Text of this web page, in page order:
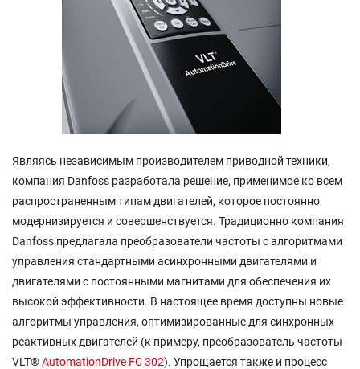
Являясь независимым производителем приводной техники,
компания Danfoss разработала решение, применимое ко всем
распространенным типам двигателей, которое постоянно
модернизируется и совершенствуется. Традиционно компания
Danfoss предлагала преобразователи частоты с алгоритмами
управления стандартными асинхронными двигателями и
двигателями с постоянными магнитами для обеспечения их
высокой эффективности. В настоящее время доступны новые
алгоритмы управления, оптимизированные для синхронных
реактивных двигателей (к примеру, преобразователь частоты
VLT®AutomationDrive FC 302). Упрощается также и процесс